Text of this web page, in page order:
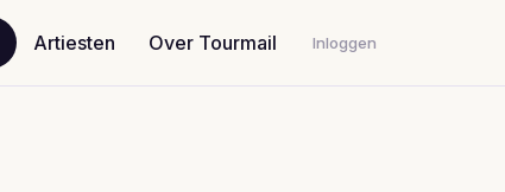
Artiesten Over Tourmail Inloggen